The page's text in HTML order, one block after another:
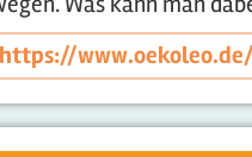
https://